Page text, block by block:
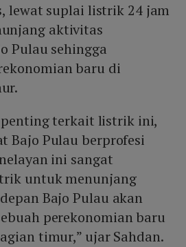
lewat suplai listrik 24 jam
aktivitas
Pulau sehingga
baru di
penting terkait listrik ini,
Bajo Pulau berprofesi
ini sangat
untuk menunjang
Bajo Pulau akan
perekonomian baru
timur,” ujar Sahdan.